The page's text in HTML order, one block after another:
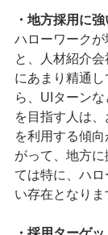
・地方採用に強
ハローワークが
と、人材紹介
にあまり精通
ら、UIターン
を目指す人は
を利用する傾
がって、地方
ては特に、ハ
い存在となりま